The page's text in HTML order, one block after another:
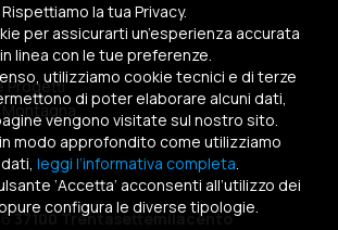
Progetti
37100 Trentasettemilacento
Rispettiamo la tua Privacy.
per assicurarti un’esperienza accurata
linea con le tue preferenze.
utilizziamo cookie tecnici e di terze
di poter elaborare alcuni dati,
vengono visitate sul nostro sito.
modo approfondito come utilizziamo
leggi l’informativa completa.
‘Accetta’ acconsenti all’utilizzo dei
configura le diverse tipologie.